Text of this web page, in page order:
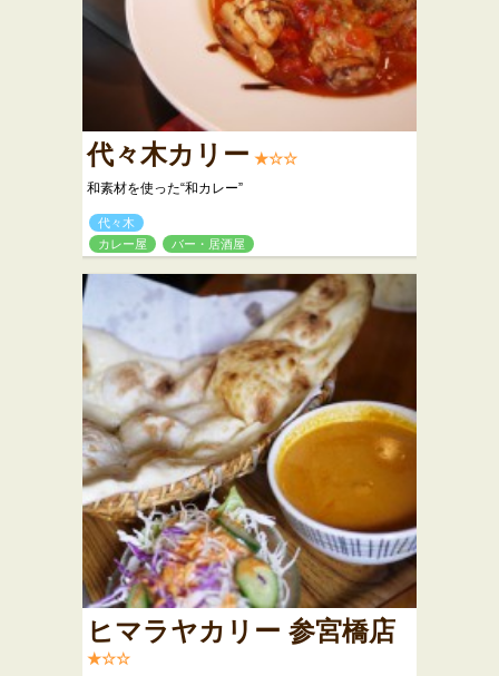
代々木カリー ★☆☆
和素材を使った“和カレー”
代々木
カレー屋
バー・居酒屋
ヒマラヤカリー 参宮橋店
★☆☆